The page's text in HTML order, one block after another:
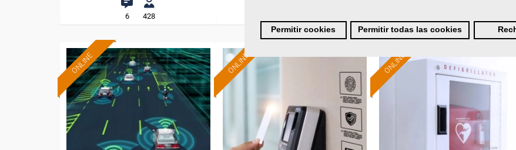
Permitir cookies Permitir todas las cookies
6 428
ONLINE
Formación 100%
subvencionada.
Para desempleados,
trabajadores y autónomos.
ONLINE
Para desempleados,
trabajadores y autónomos.
ONLINE
Formación 100%
Para desempleados,
trabajadores y autónomos.